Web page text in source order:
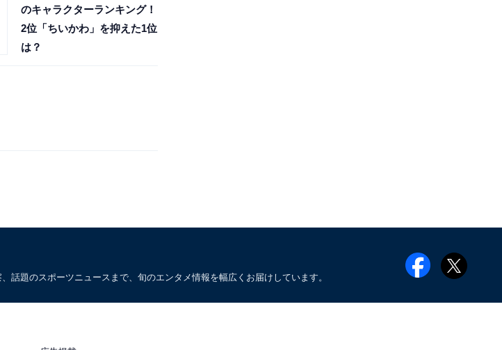
のキャラクターランキング！
2位「ちいかわ」を抑えた1位
は？
題のスポーツニュースまで、旬のエンタメ情報を幅広くお届けしています。